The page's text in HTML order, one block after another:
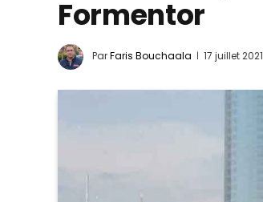
Formentor
ParFaris Bouchaala 17 juillet 2021